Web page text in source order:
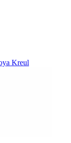
Kreul